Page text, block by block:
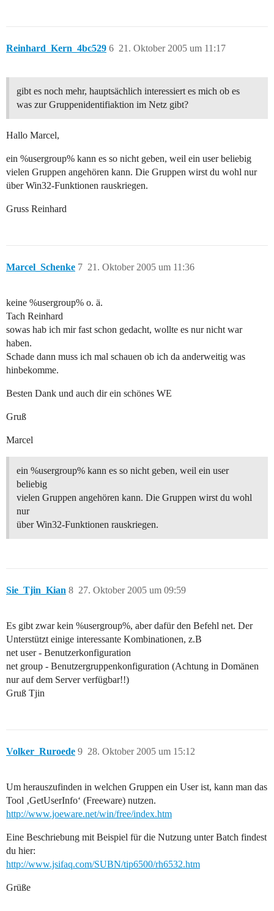
Reinhard_Kern_4bc529 21. Oktober 2005 um 11:17
6
gibt es noch mehr, hauptsächlich interessiert es mich ob es
was zur Gruppenidentifiaktion im Netz gibt?
Hallo Marcel,
ein %usergroup% kann es so nicht geben, weil ein user beliebig
vielen Gruppen angehören kann. Die Gruppen wirst du wohl nur
über Win32-Funktionen rauskriegen.
Gruss Reinhard
Marcel_Schenke 21. Oktober 2005 um 11:36
7
keine %usergroup% o. ä.
Tach Reinhard
sowas hab ich mir fast schon gedacht, wollte es nur nicht war
haben.
Schade dann muss ich mal schauen ob ich da anderweitig was
hinbekomme.
Besten Dank und auch dir ein schönes WE
Gruß
Marcel
ein %usergroup% kann es so nicht geben, weil ein user
beliebig
vielen Gruppen angehören kann. Die Gruppen wirst du wohl
nur
über Win32-Funktionen rauskriegen.
Sie_Tjin_Kian 27. Oktober 2005 um 09:59
8
Es gibt zwar kein %usergroup%, aber dafür den Befehl net. Der
Unterstützt einige interessante Kombinationen, z.B
net user - Benutzerkonfiguration
net group - Benutzergruppenkonfiguration (Achtung in Domänen
nur auf dem Server verfügbar!!)
Gruß Tjin
Volker_Ruroede 28. Oktober 2005 um 15:12
9
Um herauszufinden in welchen Gruppen ein User ist, kann man das
Tool ‚GetUserInfo‘ (Freeware) nutzen.
http://www.joeware.net/win/free/index.htm
Eine Beschriebung mit Beispiel für die Nutzung unter Batch findest
du hier:
http://www.jsifaq.com/SUBN/tip6500/rh6532.htm
Grüße